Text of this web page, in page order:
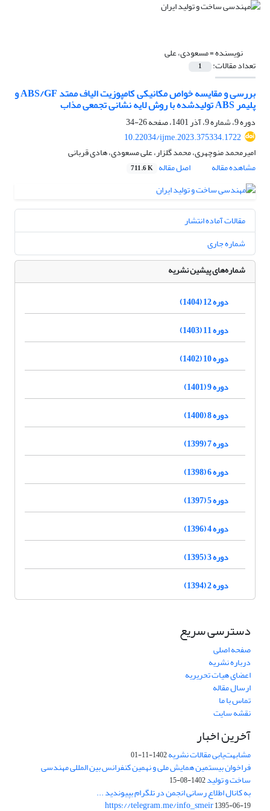
نویسنده =مسعودی، علی
تعداد مقالات: 1
بررسی و مقایسه خواص مکانیکی کامپوزیت الیاف ممتد ABS/GF و
پلیمر ABS تولیدشده با روش لایه نشانی تجمعی مذاب
دوره 9، شماره 9، آذر 1401، صفحه
26-34
10.22034/ijme.2023.375334.1722
امیرمحمد منوچهری، محمد گلزار، علی مسعودی، هادی قربانی
مشاهده مقاله
اصل مقاله 711.6 K
مقالات آماده انتشار
شماره جاری
شماره‌های پیشین نشریه
دوره 12 (1404)
دوره 11 (1403)
دوره 10 (1402)
دوره 9 (1401)
دوره 8 (1400)
دوره 7 (1399)
دوره 6 (1398)
دوره 5 (1397)
دوره 4 (1396)
دوره 3 (1395)
دوره 2 (1394)
دسترسی سریع
صفحه اصلی
درباره نشریه
اعضای هیات تحریریه
ارسال مقاله
تماس با ما
نقشه سایت
آخرین اخبار
مشابهت‌یابی مقالات نشریه1402-11-01
فراخوان بیستمین همایش ملی و نهمین کنفرانس بین المللی مهندسی
ساخت و تولید1402-08-15
به کانال اطلاع رسانی انجمن در تلگرام بپیوندید ...
https://telegram.me/info_smeir1395-06-19